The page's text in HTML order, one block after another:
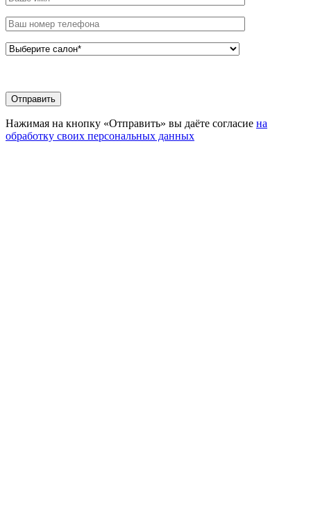
Нажимая на кнопку «Отправить» вы даёте согласие на
обработку своих персональных данных